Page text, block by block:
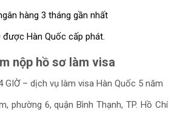
hàng 3 tháng gần nhất
Hàn Quốc cấp phát.
nộp hồ sơ làm visa
GIỜ – dịch vụ làm visa Hàn Quốc 5 năm
phường 6, quận Bình Thạnh, TP. Hồ Chí